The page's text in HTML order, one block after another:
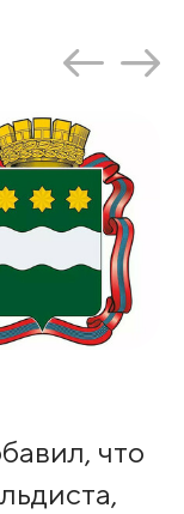
что